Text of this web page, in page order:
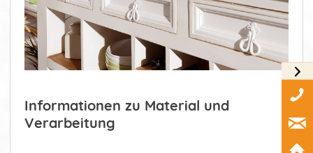
Informationen zu Material und
Verarbeitung